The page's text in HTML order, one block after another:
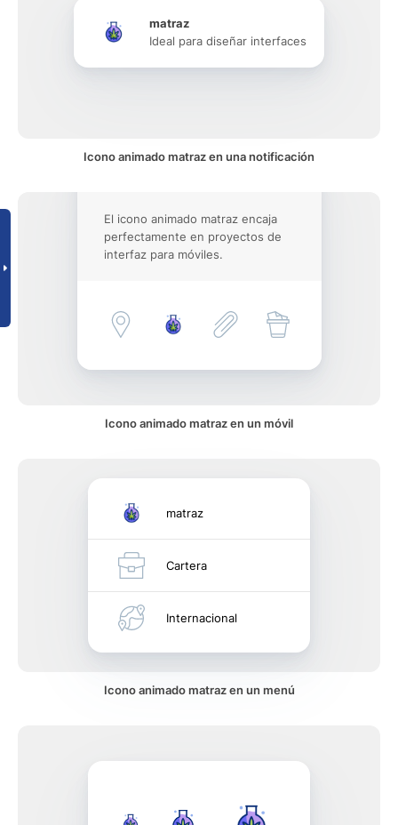
matraz
Ideal para diseñar interfaces
Icono animado matraz en una notificación
El icono animado matraz encaja
perfectamente en proyectos de
interfaz para móviles.
Icono animado matraz en un móvil
matraz
Cartera
Internacional
Icono animado matraz en un menú